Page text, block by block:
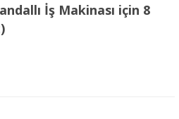
İş Makinası için 8